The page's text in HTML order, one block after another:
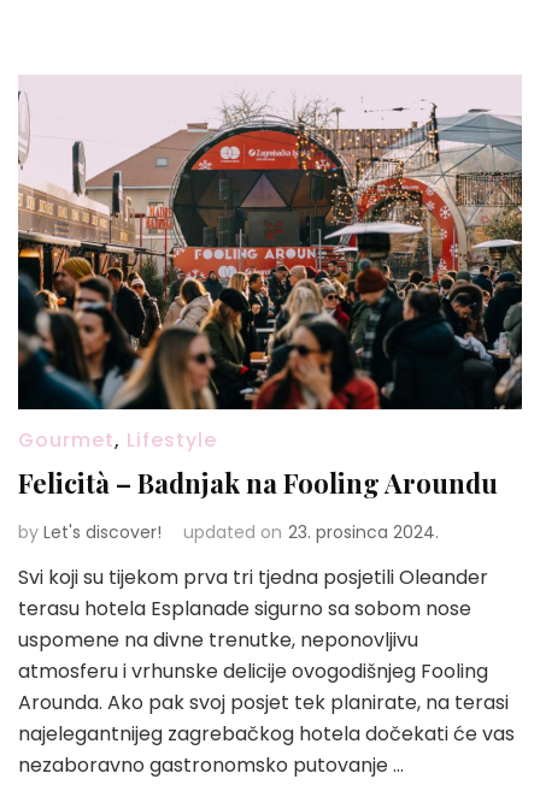
Gourmet, Lifestyle
Felicità – Badnjak na Fooling Aroundu
by Let's discover! updated on 23. prosinca 2024.
Svi koji su tijekom prva tri tjedna posjetili Oleander
terasu hotela Esplanade sigurno sa sobom nose
uspomene na divne trenutke, neponovljivu
atmosferu i vrhunske delicije ovogodišnjeg Fooling
Arounda. Ako pak svoj posjet tek planirate, na terasi
najelegantnijeg zagrebačkog hotela dočekati će vas
nezaboravno gastronomsko putovanje …